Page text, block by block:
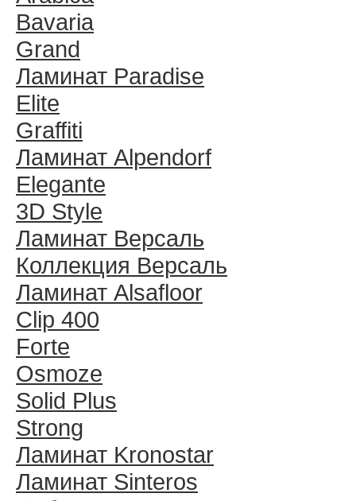
Bavaria
Grand
Ламинат Paradise
Elite
Graffiti
Ламинат Alpendorf
Elegante
3D Style
Ламинат Версаль
Коллекция Версаль
Ламинат Alsafloor
Clip 400
Forte
Osmoze
Solid Plus
Strong
Ламинат Kronostar
Ламинат Sinteros